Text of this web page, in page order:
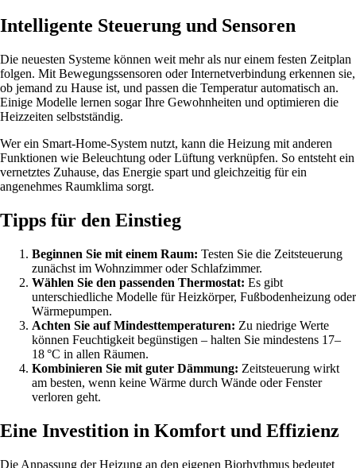
Intelligente Steuerung und Sensoren
Die neuesten Systeme können weit mehr als nur einem festen Zeitplan
folgen. Mit Bewegungssensoren oder Internetverbindung erkennen sie,
ob jemand zu Hause ist, und passen die Temperatur automatisch an.
Einige Modelle lernen sogar Ihre Gewohnheiten und optimieren die
Heizzeiten selbstständig.
Wer ein Smart-Home-System nutzt, kann die Heizung mit anderen
Funktionen wie Beleuchtung oder Lüftung verknüpfen. So entsteht ein
vernetztes Zuhause, das Energie spart und gleichzeitig für ein
angenehmes Raumklima sorgt.
Tipps für den Einstieg
Beginnen Sie mit einem Raum: Testen Sie die Zeitsteuerung
zunächst im Wohnzimmer oder Schlafzimmer.
Wählen Sie den passenden Thermostat: Es gibt
unterschiedliche Modelle für Heizkörper, Fußbodenheizung oder
Wärmepumpen.
Achten Sie auf Mindesttemperaturen: Zu niedrige Werte
können Feuchtigkeit begünstigen – halten Sie mindestens 17–
18 °C in allen Räumen.
Kombinieren Sie mit guter Dämmung: Zeitsteuerung wirkt
am besten, wenn keine Wärme durch Wände oder Fenster
verloren geht.
Eine Investition in Komfort und Effizienz
Die Anpassung der Heizung an den eigenen Biorhythmus bedeutet